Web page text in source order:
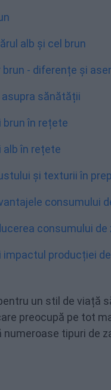
alb și cel brun
brun - diferențe și
sănătății
brun în rețete
alb în rețete
și texturii în
consumului
consumului de
producției
un stil de
preocupă pe tot
tipuri de